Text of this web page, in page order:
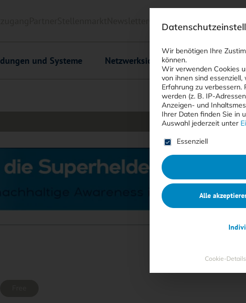
<kes>+ Downloads
und Systeme Netzwerksicherheit
Wir benötigen Ihre
können.
Wir verwenden Cookies
von ihnen sind
Erfahrung zu verbessern.
werden (z. B. IP-
Anzeigen- und
Ihrer Daten finden Sie in
Auswahl jederzeit unter
Es folgt eine Liste
Essenziell
Alle
Cookie-Details